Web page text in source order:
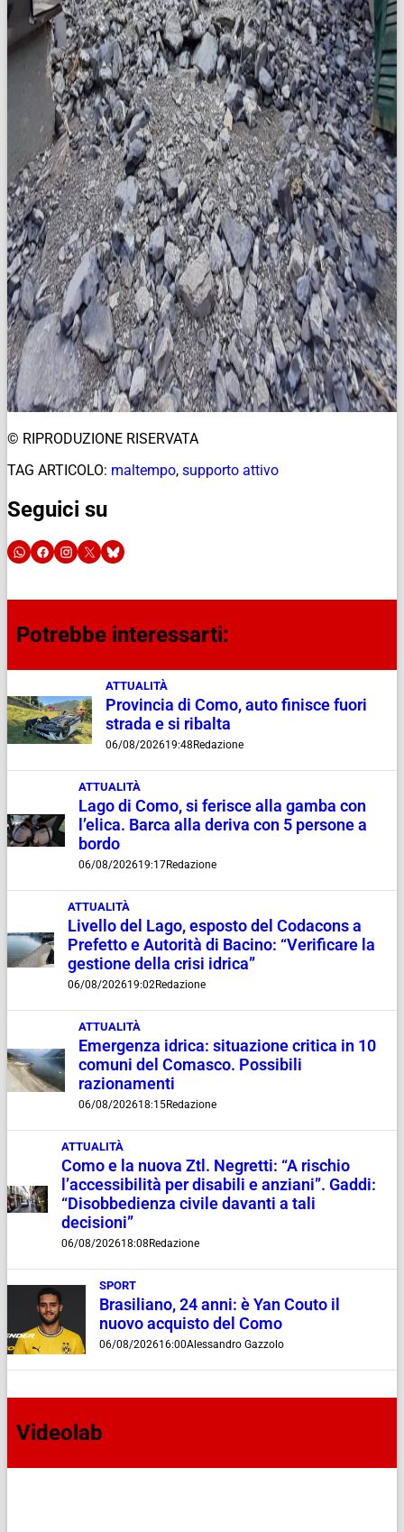
© RIPRODUZIONE RISERVATA
TAG ARTICOLO: maltempo, supporto attivo
Seguici su
Potrebbe interessarti:
ATTUALITÀ
Provincia di Como, auto finisce fuori
strada e si ribalta
06/08/202619:48 Redazione
ATTUALITÀ
Lago di Como, si ferisce alla gamba con
l’elica. Barca alla deriva con 5 persone a
bordo
06/08/202619:17Redazione
ATTUALITÀ
Livello del Lago, esposto del Codacons a
Prefetto e Autorità di Bacino: “Verificare la
gestione della crisi idrica”
06/08/202619:02Redazione
ATTUALITÀ
Emergenza idrica: situazione critica in 10
comuni del Comasco. Possibili
razionamenti
06/08/202618:15Redazione
ATTUALITÀ
Como e la nuova Ztl. Negretti: “A rischio
l’accessibilità per disabili e anziani”. Gaddi:
“Disobbedienza civile davanti a tali
decisioni”
06/08/202618:08 Redazione
SPORT
Brasiliano, 24 anni: è Yan Couto il
nuovo acquisto del Como
06/08/202616:00Alessandro Gazzolo
Videolab